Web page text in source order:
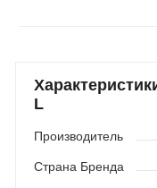
L
Производитель
Страна Бренда